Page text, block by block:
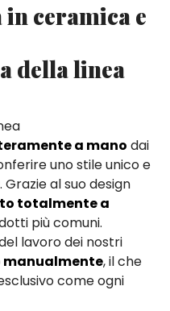
ceramica e
della linea
a mano dai
uno stile unico e
al suo design
totalmente a
più comuni.
lavoro dei nostri
, il che
come ogni